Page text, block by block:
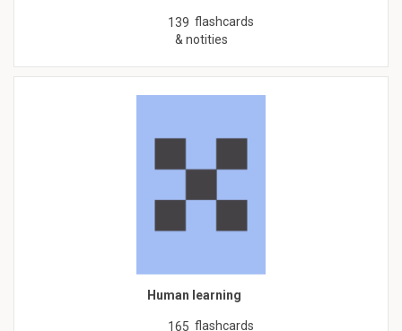
139 flashcards
& notities
Human learning
165 flashcards